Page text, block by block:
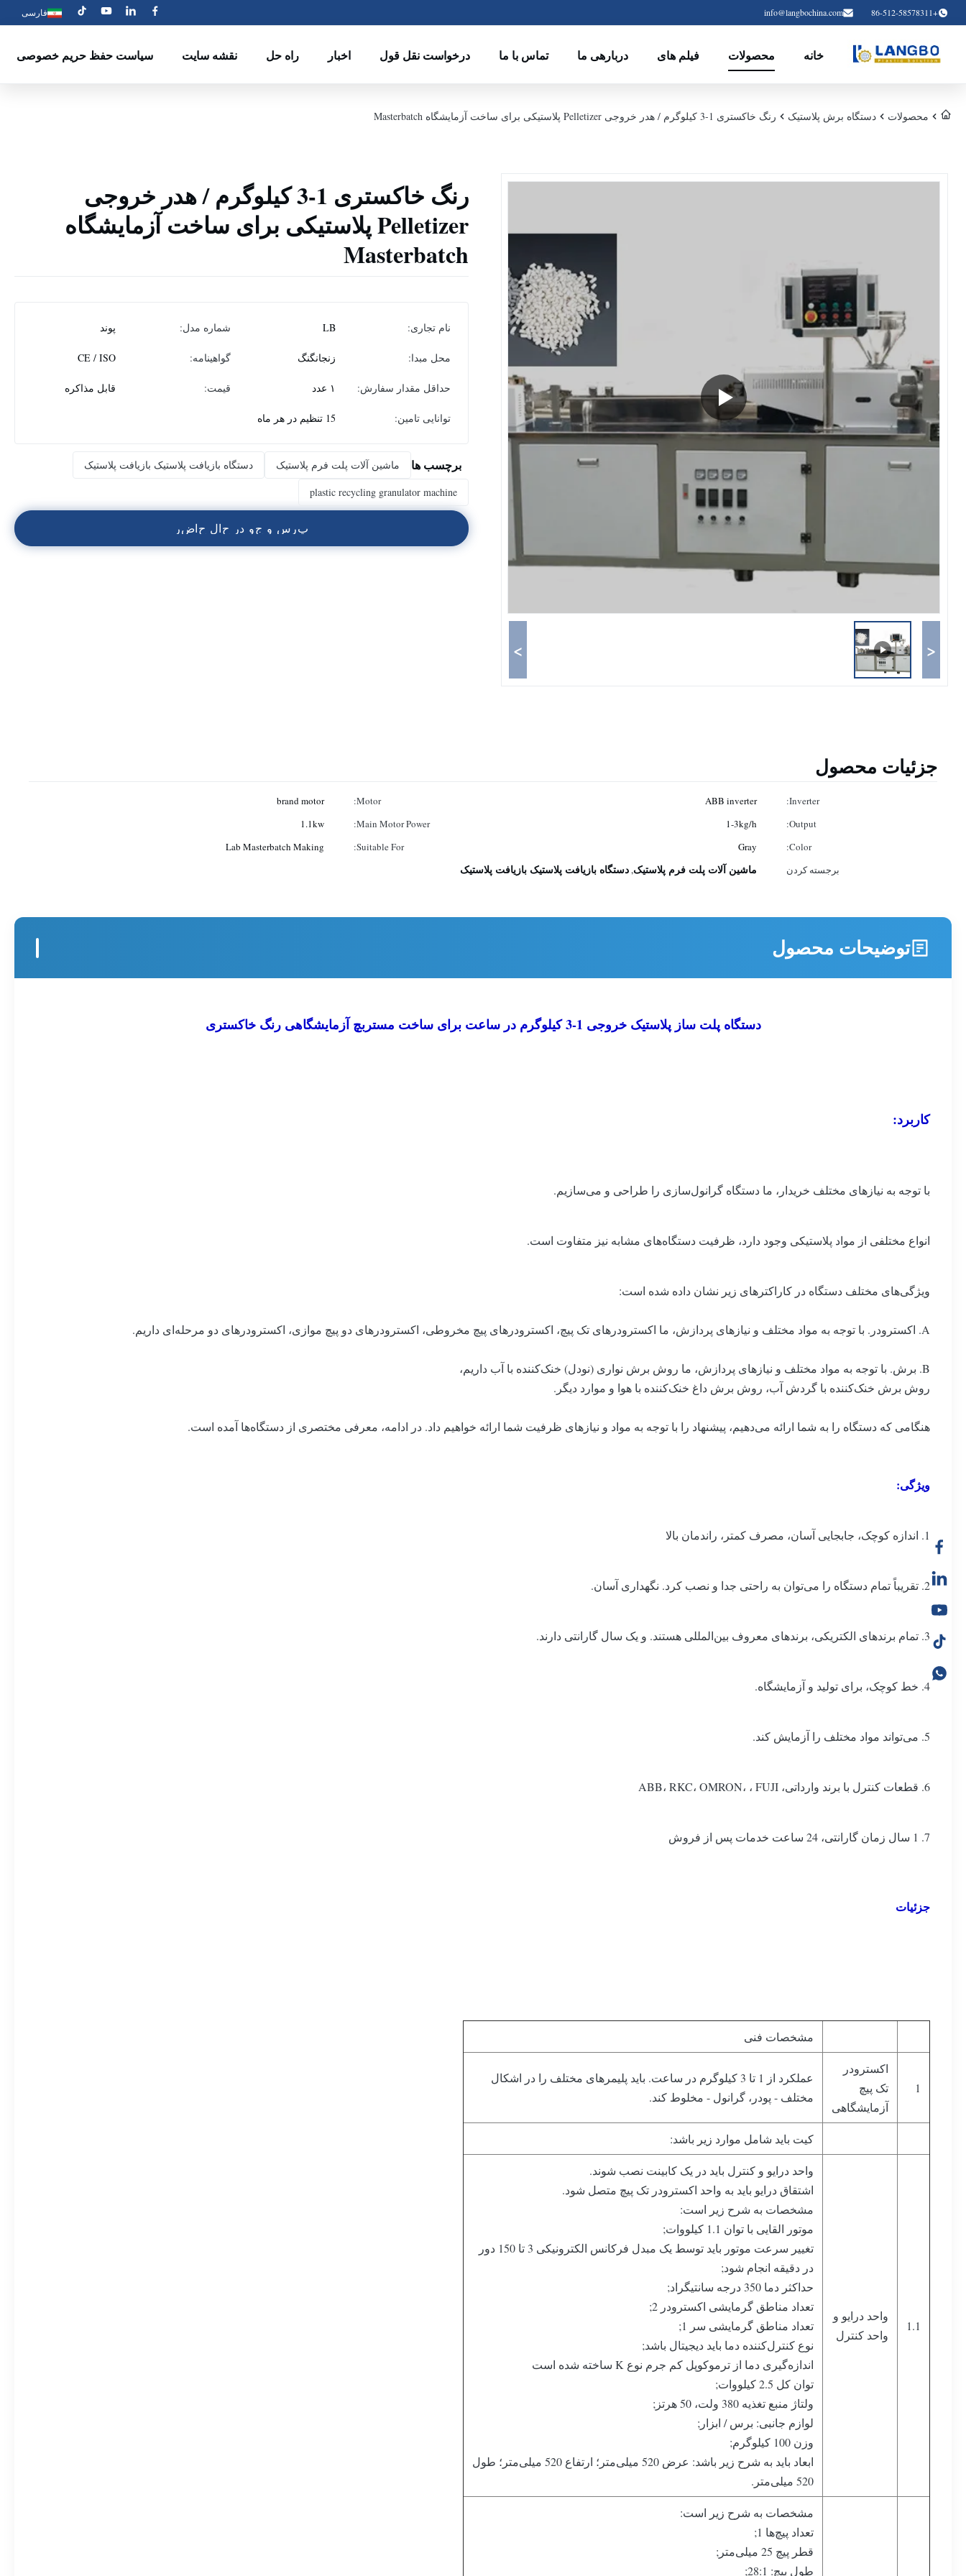
+86-512-58578311
info@langbochina.com فارسی
خانه محصولات فیلم های دربارهی ما تماس با ما درخواست نقل قول اخبار راه حل نقشه سایت سیاست حفظ حریم خصوصی
محصولات دستگاه برش پلاستیک رنگ خاکستری 1-3 کیلوگرم / هدر خروجی Pelletizer پلاستیکی برای ساخت آزمایشگاه Masterbatch
<
>
رنگ خاکستری 1-3 کیلوگرم / هدر خروجی
Pelletizer پلاستیکی برای ساخت آزمایشگاه
Masterbatch
نام تجاری: LB شماره مدل: پوند
محل مبدا: زنجانگنگ گواهینامه: CE / ISO
حداقل مقدار سفارش: ۱ عدد قیمت: قابل مذاکره
توانایی تامین: 15 تنظیم در هر ماه
برچسب ها ماشین آلات پلت فرم پلاستیک
دستگاه بازیافت پلاستیک بازیافت پلاستیک
plastic recycling granulator machine
پر س و جو در حال حاضر
جزئیات محصول
Inverter:
ABB inverter
Motor:
brand motor
Output:
1-3kg/h
Main Motor Power:
1.1kw
Color:
Gray
Suitable For:
Lab Masterbatch Making
برجسته کردن
ماشین آلات پلت فرم پلاستیک,دستگاه بازیافت پلاستیک بازیافت پلاستیک
توضیحات محصول
دستگاه پلت ساز پلاستیک خروجی 1-3 کیلوگرم در ساعت برای ساخت مستربچ آزمایشگاهی رنگ خاکستری
کاربرد:
با توجه به نیازهای مختلف خریدار، ما دستگاه گرانول‌سازی را طراحی و می‌سازیم.
انواع مختلفی از مواد پلاستیکی وجود دارد، ظرفیت دستگاه‌های مشابه نیز متفاوت است.
ویژگی‌های مختلف دستگاه در کاراکترهای زیر نشان داده شده است:
A. اکسترودر. با توجه به مواد مختلف و نیازهای پردازش، ما اکسترودرهای تک پیچ، اکسترودرهای پیچ مخروطی، اکسترودرهای دو پیچ موازی، اکسترودرهای دو مرحله‌ای داریم.
B. برش. با توجه به مواد مختلف و نیازهای پردازش، ما روش برش نواری (نودل) خنک‌کننده با آب داریم،
روش برش خنک‌کننده با گردش آب، روش برش داغ خنک‌کننده با هوا و موارد دیگر.
هنگامی که دستگاه را به شما ارائه می‌دهیم، پیشنهاد را با توجه به مواد و نیازهای ظرفیت شما ارائه خواهیم داد. در ادامه، معرفی مختصری از دستگاه‌ها آمده است.
ویژگی:
1. اندازه کوچک، جابجایی آسان، مصرف کمتر، راندمان بالا
2. تقریباً تمام دستگاه را می‌توان به راحتی جدا و نصب کرد. نگهداری آسان.
3. تمام برندهای الکتریکی، برندهای معروف بین‌المللی هستند. و یک سال گارانتی دارند.
4. خط کوچک، برای تولید و آزمایشگاه.
5. می‌تواند مواد مختلف را آزمایش کند.
6. قطعات کنترل با برند وارداتی، ABB، RKC، OMRON، ، FUJI
7. 1 سال زمان گارانتی، 24 ساعت خدمات پس از فروش
جزئیات
مشخصات فنی
1
اکسترودر
تک پیچ
آزمایشگاهی
عملکرد از 1 تا 3 کیلوگرم در ساعت. باید پلیمرهای مختلف را در اشکال
مختلف - پودر، گرانول - مخلوط کند.
کیت باید شامل موارد زیر باشد:
1.1
واحد درایو و
واحد کنترل
واحد درایو و کنترل باید در یک کابینت نصب شوند.
اشتقاق درایو باید به واحد اکسترودر تک پیچ متصل شود.
مشخصات به شرح زیر است:
موتور القایی با توان 1.1 کیلووات;
تغییر سرعت موتور باید توسط یک مبدل فرکانس الکترونیکی 3 تا 150 دور
در دقیقه انجام شود;
حداکثر دما 350 درجه سانتیگراد;
تعداد مناطق گرمایشی اکسترودر 2;
تعداد مناطق گرمایشی سر 1;
نوع کنترل‌کننده دما باید دیجیتال باشد;
اندازه‌گیری دما از ترموکوپل کم جرم نوع K ساخته شده است
توان کل 2.5 کیلووات;
ولتاژ منبع تغذیه 380 ولت، 50 هرتز;
لوازم جانبی: برس / ابزار;
وزن 100 کیلوگرم;
ابعاد باید به شرح زیر باشد: عرض 520 میلی‌متر؛ ارتفاع 520 میلی‌متر؛ طول
520 میلی‌متر.
مشخصات به شرح زیر است:
تعداد پیچ‌ها 1;
قطر پیچ 25 میلی‌متر;
طول پیچ: 28:1;